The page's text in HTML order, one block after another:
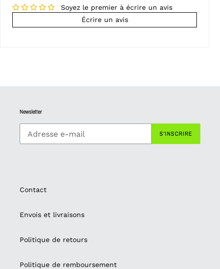
Soyez le premier à écrire un avis
Écrire un avis
Newsletter
S'INSCRIRE
Contact
Envois et livraisons
Politique de retours
Politique de remboursement